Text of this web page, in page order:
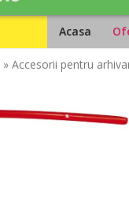
Acasa
» Accesorii pentru